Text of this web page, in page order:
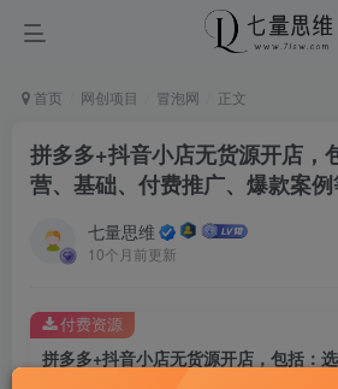
首页 网创项目 冒泡网 正文
拼多多+抖音小店无货源开店，
营、基础、付费推广、爆款案
七量思维
10个月前更新
付费资源